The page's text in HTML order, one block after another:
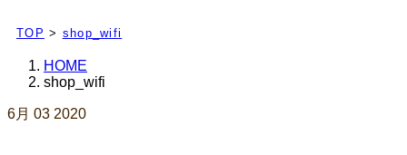
TOP > shop_wifi
HOME
shop_wifi
6月 03 2020